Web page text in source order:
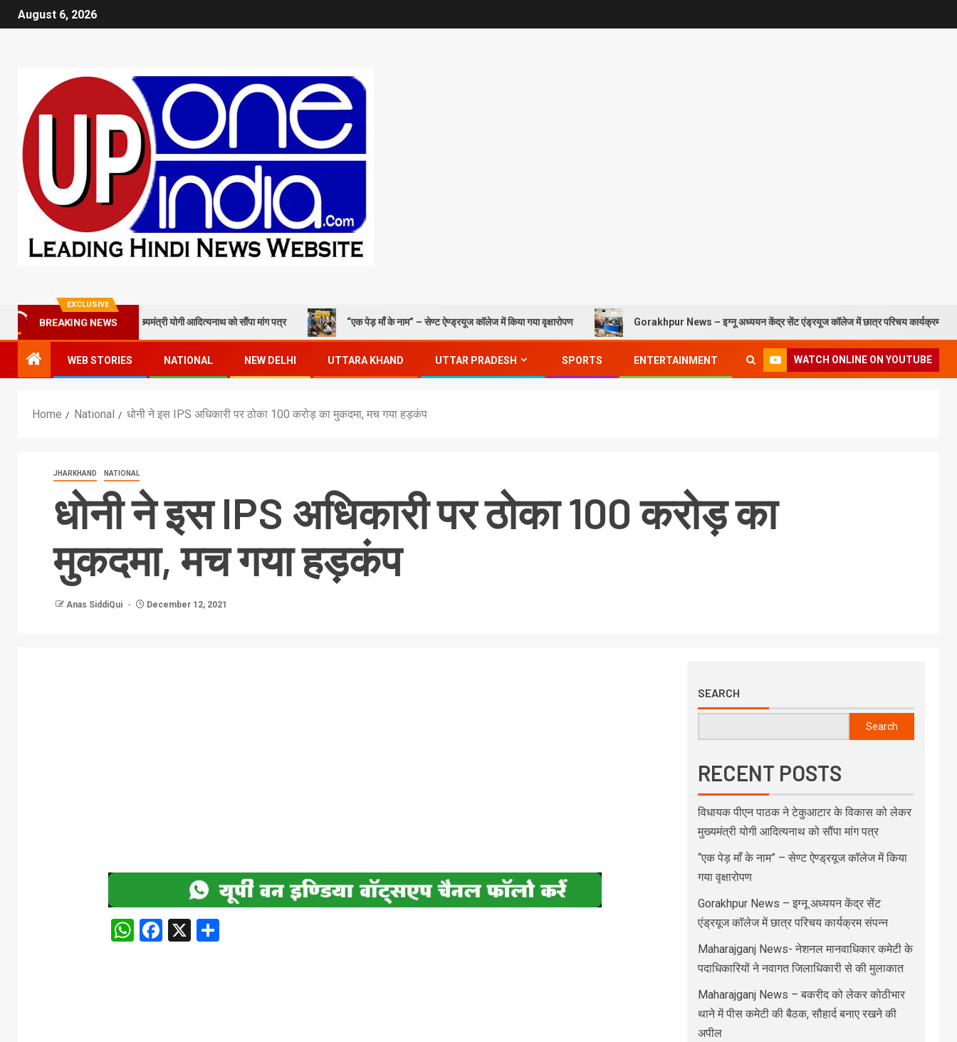
August 6, 2026
EXCLUSIVE
BREAKING NEWS
के विकास को लेकर मुख्यमंत्री योगी आदित्यनाथ को सौंपा मांग पत्र “एक पेड़ माँ के नाम” – सेण्ट ऐण्ड्रयूज कॉलेज में किया गया वृक्षारोपण Gorakhpur News – इग्नू अध्ययन केंद्र सेंट एंड्रयूज कॉलेज में छात्र परिचय कार्यक्रम संपन्न
WEB STORIES NATIONAL NEW DELHI UTTARA KHAND UTTAR PRADESH SPORTS ENTERTAINMENT WATCH ONLINE ON YOUTUBE
Home National धोनी ने इस IPS अधिकारी पर ठोका 100 करोड़ का मुकदमा, मच गया हड़कंप
JHARKHAND NATIONAL
धोनी ने इस IPS अधिकारी पर ठोका 100 करोड़ का
मुकदमा, मच गया हड़कंप
Anas SiddiQui December 12, 2021
WhatsApp
Facebook
X
SEARCH
Search
RECENT POSTS
विधायक पीएन पाठक ने टेकुआटार के विकास को लेकर
मुख्यमंत्री योगी आदित्यनाथ को सौंपा मांग पत्र
“एक पेड़ माँ के नाम” – सेण्ट ऐण्ड्रयूज कॉलेज में किया
गया वृक्षारोपण
Gorakhpur News – इग्नू अध्ययन केंद्र सेंट
एंड्रयूज कॉलेज में छात्र परिचय कार्यक्रम संपन्न
Maharajganj News- नेशनल मानवाधिकार कमेटी के
पदाधिकारियों ने नवागत जिलाधिकारी से की मुलाकात
Maharajganj News – बकरीद को लेकर कोठीभार
थाने में पीस कमेटी की बैठक, सौहार्द बनाए रखने की
अपील